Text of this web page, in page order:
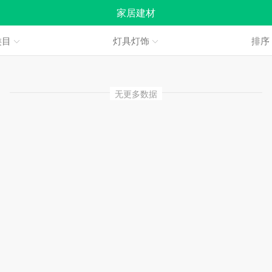
家居建材
灯具灯饰 排序
无更多数据